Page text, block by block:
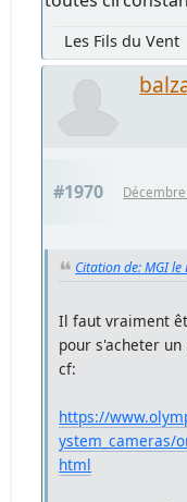
Les Fils du Vent
#1970
Citation de: MGI
Il faut vraiment
pour s'acheter
cf:
https://
ystem_cameras/
html